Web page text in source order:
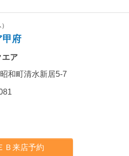
甲府
エア
和町清水新居5-7
Ｂ来店予約